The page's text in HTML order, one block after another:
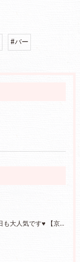
#バー
当店のパンケーキ、今日も大人気です♥ 【京都/二条】